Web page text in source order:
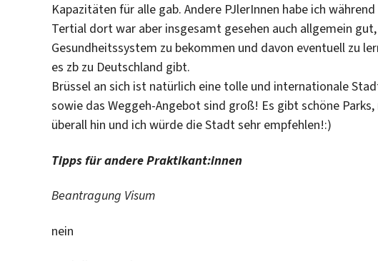
Kapazitäten für alle gab. Andere PJlerInnen habe ich
Tertial dort war aber insgesamt gesehen auch allgemein
Gesundheitssystem zu bekommen und davon eventuell zu
es zb zu Deutschland gibt.
Brüssel an sich ist natürlich eine tolle und internationale
sowie das Weggeh-Angebot sind groß! Es gibt schöne
überall hin und ich würde die Stadt sehr empfehlen!:)
Tipps für andere Praktikant:innen
Beantragung Visum
nein